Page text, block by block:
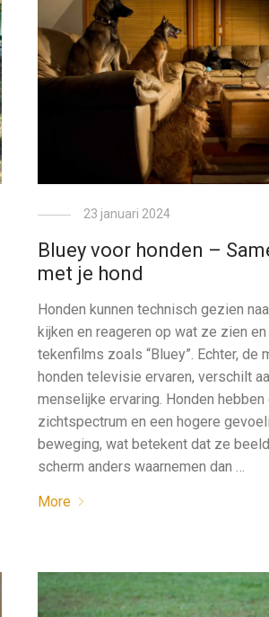
23 januari 2024
Bluey voor honden –
met je hond
Honden kunnen technisch gezien
kijken en reageren op wat ze zien
tekenfilms zoals “Bluey”. Echter, de
honden televisie ervaren, verschilt
menselijke ervaring. Honden hebben
zichtspectrum en een hogere
beweging, wat betekent dat ze
scherm anders waarnemen dan …
More